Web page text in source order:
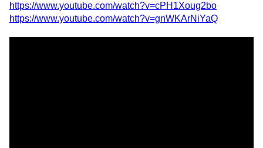
https://www.youtube.com/watch?v=cPH1Xoug2bo
https://www.youtube.com/watch?v=gnWKArNiYaQ